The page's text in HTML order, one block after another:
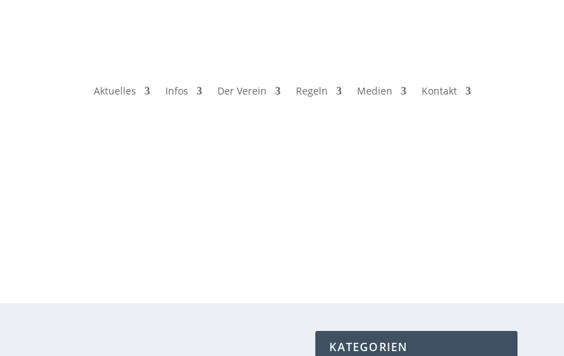
Aktuelles Infos Der Verein Regeln Medien Kontakt
KATEGORIEN